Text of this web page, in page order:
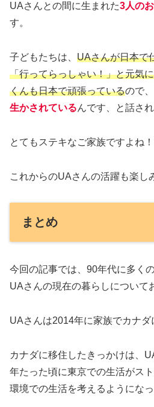
UAさんとの間に生まれた3人の
す。
子どもたちは、 UAさんが日本で
「行ってらっしゃい！」と元気
くんも日本で頑張っているので
生かされているんです、と話さ
とてもステキなご家族ですよね！
これからのUAさんの活躍も楽し
まとめ
今回の記事では、90年代に多く
UAさんの現在の暮らしについて
UAさんは2014年に家族でカナダ
カナダに移住したきっかけは、
年たった頃に東京での生活がス
環境での生活を考えるようになっ